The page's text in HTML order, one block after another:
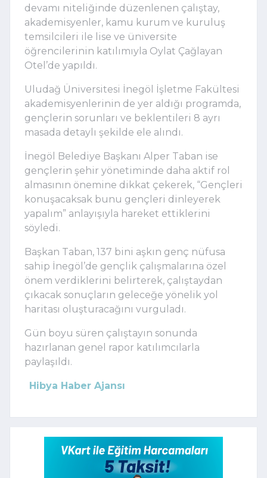
devamı niteliğinde düzenlenen çalıştay,
akademisyenler, kamu kurum ve kuruluş
temsilcileri ile lise ve üniversite
öğrencilerinin katılımıyla Oylat Çağlayan
Otel’de yapıldı.
Uludağ Üniversitesi İnegöl İşletme Fakültesi
akademisyenlerinin de yer aldığı programda,
gençlerin sorunları ve beklentileri 8 ayrı
masada detaylı şekilde ele alındı.
İnegöl Belediye Başkanı Alper Taban ise
gençlerin şehir yönetiminde daha aktif rol
almasının önemine dikkat çekerek, “Gençleri
konuşacaksak bunu gençleri dinleyerek
yapalım” anlayışıyla hareket ettiklerini
söyledi.
Başkan Taban, 137 bini aşkın genç nüfusa
sahip İnegöl’de gençlik çalışmalarına özel
önem verdiklerini belirterek, çalıştaydan
çıkacak sonuçların geleceğe yönelik yol
haritası oluşturacağını vurguladı.
Gün boyu süren çalıştayın sonunda
hazırlanan genel rapor katılımcılarla
paylaşıldı.
Hibya Haber Ajansı